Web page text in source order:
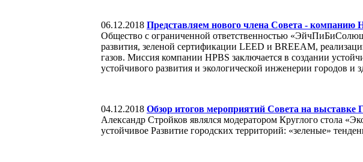
06.12.2018 Представляем нового члена Совета - компанию
Общество с ограниченной ответственностью
развития, зеленой сертификации LEED и BREEAM,
газов. Миссия компании HPBS заключается в создании
устойчивого развития и экологической инженерии городов и
04.12.2018 Обзор итогов мероприятий Совета на
Александр Стройков являлся модератором Круглого стола
устойчивое Развитие городских территорий: «зеленые»